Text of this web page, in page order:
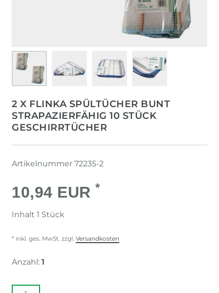
2 X FLINKA SPÜLTÜCHER BUNT
STRAPAZIERFÄHIG 10 STÜCK
GESCHIRRTÜCHER
Artikelnummer 72235-2
10,94 EUR *
Inhalt 1 Stück
* inkl. ges. MwSt. zzgl. Versandkosten
Anzahl: 1